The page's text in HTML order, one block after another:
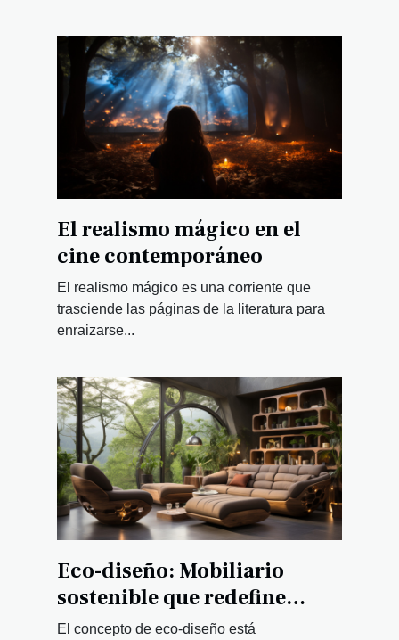
El realismo mágico en el
cine contemporáneo
El realismo mágico es una corriente que
trasciende las páginas de la literatura para
enraizarse...
Eco-diseño: Mobiliario
sostenible que redefine
interiores
El concepto de eco-diseño está